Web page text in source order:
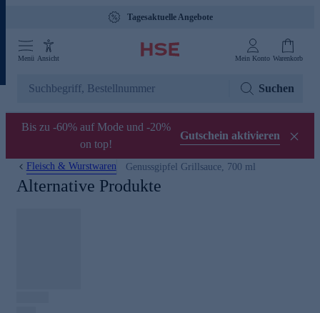
Tagesaktuelle Angebote
Menü Ansicht Mein Konto Warenkorb
Suchen
Bis zu -60% auf Mode und -20%
on top!
Gutschein aktivieren
Fleisch & Wurstwaren Genussgipfel Grillsauce, 700 ml
Alternative Produkte